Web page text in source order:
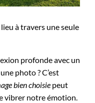
à travers une seule
profonde avec un
photo ? C’est
bien choisie peut
vibrer notre émotion.